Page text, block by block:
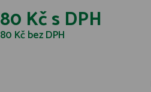
80 Kčs DPH
80 Kčbez DPH